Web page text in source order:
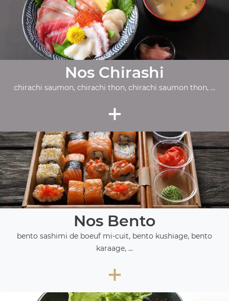
Nos Chirashi
chirachi saumon, chirachi thon, chirachi saumon thon, ...
+
Nos Bento
bento sashimi de boeuf mi-cuit, bento kushiage, bento
karaage, ...
+